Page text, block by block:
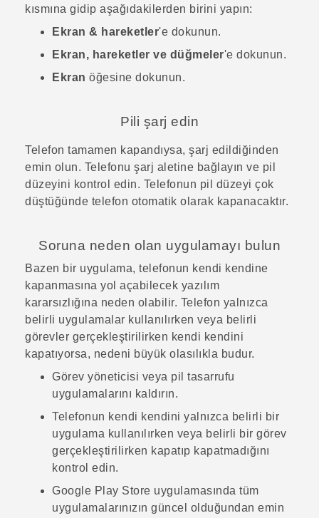
kısmına gidip aşağıdakilerden birini yapın:
Ekran & hareketler'e dokunun.
Ekran, hareketler ve düğmeler'e dokunun.
Ekran öğesine dokunun.
Pili şarj edin
Telefon tamamen kapandıysa, şarj edildiğinden
emin olun. Telefonu şarj aletine bağlayın ve pil
düzeyini kontrol edin. Telefonun pil düzeyi çok
düştüğünde telefon otomatik olarak kapanacaktır.
Soruna neden olan uygulamayı bulun
Bazen bir uygulama, telefonun kendi kendine
kapanmasına yol açabilecek yazılım
kararsızlığına neden olabilir. Telefon yalnızca
belirli uygulamalar kullanılırken veya belirli
görevler gerçekleştirilirken kendi kendini
kapatıyorsa, nedeni büyük olasılıkla budur.
Görev yöneticisi veya pil tasarrufu
uygulamalarını kaldırın.
Telefonun kendi kendini yalnızca belirli bir
uygulama kullanılırken veya belirli bir görev
gerçekleştirilirken kapatıp kapatmadığını
kontrol edin.
Google Play Store uygulamasında tüm
uygulamalarınızın güncel olduğundan emin